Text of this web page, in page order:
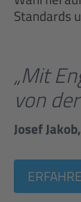
Standards
„Mit
von
Josef Jakob,